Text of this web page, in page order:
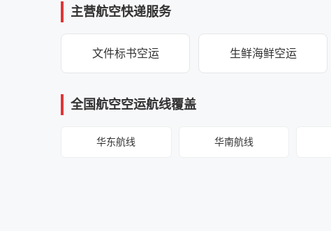
主营航空快递服务
文件标书空运 生鲜海鲜空运
全国航空空运航线覆盖
华东航线 华南航线